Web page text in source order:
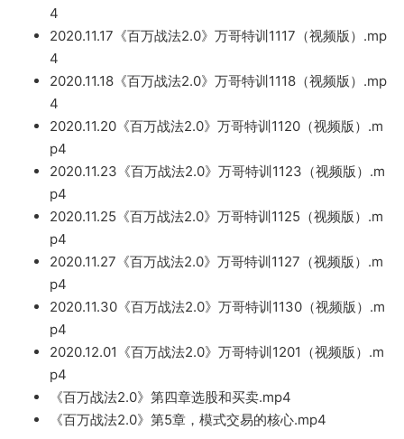
4
2020.11.17《百万战法2.0》万哥特训1117（视频版）.mp
4
2020.11.18《百万战法2.0》万哥特训1118（视频版）.mp
4
2020.11.20《百万战法2.0》万哥特训1120（视频版）.m
p4
2020.11.23《百万战法2.0》万哥特训1123（视频版）.m
p4
2020.11.25《百万战法2.0》万哥特训1125（视频版）.m
p4
2020.11.27《百万战法2.0》万哥特训1127（视频版）.m
p4
2020.11.30《百万战法2.0》万哥特训1130（视频版）.m
p4
2020.12.01《百万战法2.0》万哥特训1201（视频版）.m
p4
《百万战法2.0》第四章选股和买卖.mp4
《百万战法2.0》第5章，模式交易的核心.mp4